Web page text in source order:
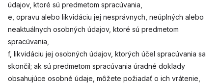
údajov, ktoré sú predmetom spracúvania,
e, opravu alebo likvidáciu jej nesprávnych, neúplných alebo
neaktuálnych osobných údajov, ktoré sú predmetom
spracúvania,
f, likvidáciu jej osobných údajov, ktorých účel spracúvania sa
skončil; ak sú predmetom spracúvania úradné doklady
obsahujúce osobné údaje, môžete požiadať o ich vrátenie,